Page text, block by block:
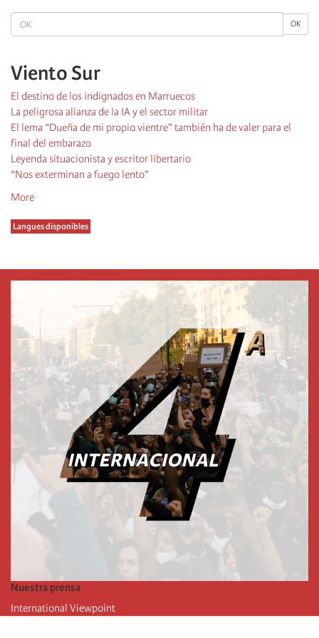
OK OK
Viento Sur
El destino de los indignados en Marruecos
La peligrosa alianza de la IA y el sector militar
El lema “Dueña de mi propio vientre” también ha de valer para el
final del embarazo
Leyenda situacionista y escritor libertario
“Nos exterminan a fuego lento”
More
Langues disponibles
Nuestra prensa
International Viewpoint